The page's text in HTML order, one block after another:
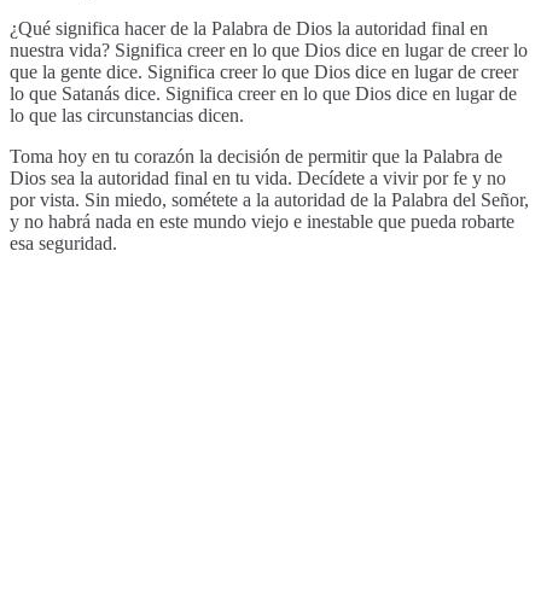
¿Qué significa hacer de la Palabra de Dios la autoridad final en
nuestra vida? Significa creer en lo que Dios dice en lugar de creer lo
que la gente dice. Significa creer lo que Dios dice en lugar de creer
lo que Satanás dice. Significa creer en lo que Dios dice en lugar de
lo que las circunstancias dicen.
Toma hoy en tu corazón la decisión de permitir que la Palabra de
Dios sea la autoridad final en tu vida. Decídete a vivir por fe y no
por vista. Sin miedo, sométete a la autoridad de la Palabra del Señor,
y no habrá nada en este mundo viejo e inestable que pueda robarte
esa seguridad.